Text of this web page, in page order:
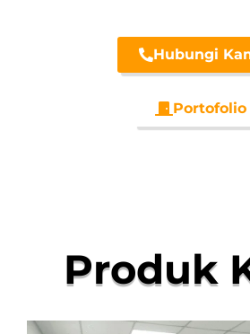
Hubungi
Portofolio
Produk